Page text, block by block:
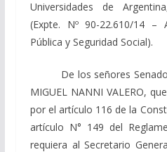
Universidades de
(Expte. Nº 90-22.610/14
Pública y Seguridad Social).
De los señores
MIGUEL NANNI VALERO,
por el artículo 116 de la
artículo N° 149 del
requiera al Secretario